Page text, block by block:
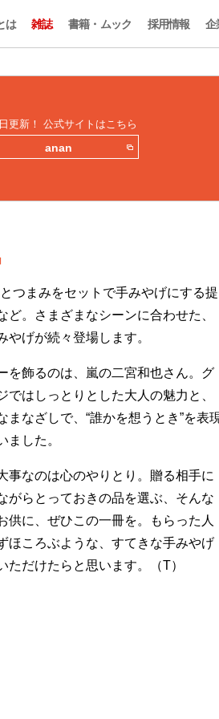
は 雑誌 書籍・ムック 採用情報 企
更新！ 公式サイトはこちら
anan
つまみをセットで手みやげにする提
ど。さまざまなシーンに合わせた、
やげが続々登場します。
を飾るのは、嵐の二宮和也さん。グ
ではしっとりとした大人の魅力と、
まなざしで、“誰かを想うとき”を表
ました。
事なのは心のやりとり。贈る相手に
がらとっておきの品を選ぶ、そんな
供に、ぜひこの一冊を。もらった人
ほころぶような、すてきな手みやげ
ただけたらと思います。（T）